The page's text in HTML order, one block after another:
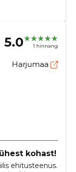
5.0 1 hinnang
Harjumaa
kohast!
ehitusteenus.